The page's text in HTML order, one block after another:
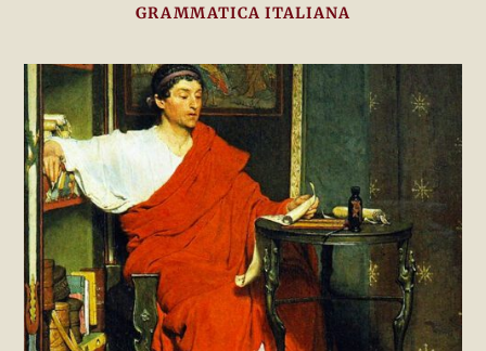
GRAMMATICA ITALIANA